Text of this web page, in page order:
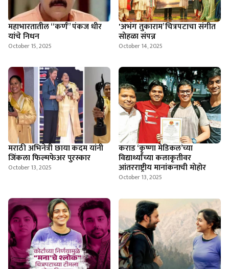
महाभारतातील “कर्ण” पंकज धीर
यांचे निधन
October 15, 2025
'अभंग तुकाराम’ चित्रपटाचा संगीत
सोहळा संपन्न
October 14, 2025
मराठी अभिनेत्री छाया कदम यांनी
जिंकला फिल्मफेअर पुरस्कार
October 13, 2025
कराड ‘कृष्णा मेडिकल’च्या
विद्यार्थ्यांच्या कलाकृतीवर
आंतरराष्ट्रीय मानांकनाची मोहोर
October 13, 2025